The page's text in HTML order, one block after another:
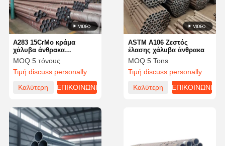
ASTM A106 Ζεστός
έλασης χάλυβα άνθρακα
MOQ:5 Tons
Τιμή:discuss personally
Καλύτερη
ΕΠΙΚΟΙΝΩΝΙΑ
Α283 15CrMo κράμα
χάλυβα άνθρακα
Αδιάβροχοι σωλήνες
Βιομηχανικοί ASTM A106
Αδιάβροχοι σωλήνες
MOQ:5 τόνους
Τιμή:discuss personally
Καλύτερη
ΕΠΙΚΟΙΝΩΝΙΑ